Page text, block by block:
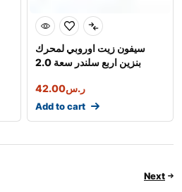
سيفون زيت اوروبي لمحرك
بنزين اربع سلندر سعة 2.0
ر.س42.00
Add to cart
Next